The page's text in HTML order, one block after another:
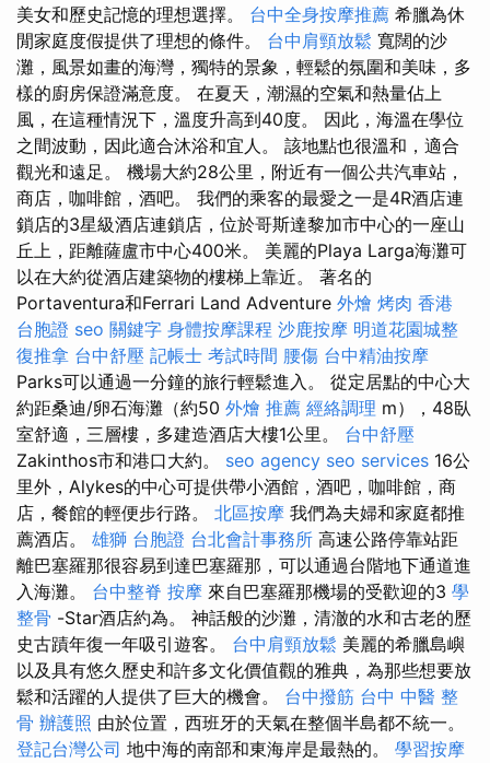
美女和歷史記憶的理想選擇。 台中全身按摩推薦 希臘為休
閒家庭度假提供了理想的條件。 台中肩頸放鬆 寬闊的沙
灘，風景如畫的海灣，獨特的景象，輕鬆的氛圍和美味，多
樣的廚房保證滿意度。 在夏天，潮濕的空氣和熱量佔上
風，在這種情況下，溫度升高到40度。 因此，海溫在學位
之間波動，因此適合沐浴和宜人。 該地點也很溫和，適合
觀光和遠足。 機場大約28公里，附近有一個公共汽車站，
商店，咖啡館，酒吧。 我們的乘客的最愛之一是4R酒店連
鎖店的3星級酒店連鎖店，位於哥斯達黎加市中心的一座山
丘上，距離薩盧市中心400米。 美麗的Playa Larga海灘可
以在大約從酒店建築物的樓梯上靠近。 著名的
Portaventura和Ferrari Land Adventure 外燴 烤肉 香港
台胞證 seo 關鍵字 身體按摩課程 沙鹿按摩 明道花園城整
復推拿 台中舒壓 記帳士 考試時間 腰傷 台中精油按摩
Parks可以通過一分鐘的旅行輕鬆進入。 從定居點的中心大
約距桑迪/卵石海灘（約50 外燴 推薦 經絡調理 m），48臥
室舒適，三層樓，多建造酒店大樓1公里。 台中舒壓
Zakinthos市和港口大約。 seo agency seo services 16公
里外，Alykes的中心可提供帶小酒館，酒吧，咖啡館，商
店，餐館的輕便步行路。 北區按摩 我們為夫婦和家庭都推
薦酒店。 雄獅 台胞證 台北會計事務所 高速公路停靠站距
離巴塞羅那很容易到達巴塞羅那，可以通過台階地下通道進
入海灘。 台中整脊 按摩 來自巴塞羅那機場的受歡迎的3 學
整骨 -Star酒店約為。 神話般的沙灘，清澈的水和古老的歷
史古蹟年復一年吸引遊客。 台中肩頸放鬆 美麗的希臘島嶼
以及具有悠久歷史和許多文化價值觀的雅典，為那些想要放
鬆和活躍的人提供了巨大的機會。 台中撥筋 台中 中醫 整
骨 辦護照 由於位置，西班牙的天氣在整個半島都不統一。
登記台灣公司 地中海的南部和東海岸是最熱的。 學習按摩